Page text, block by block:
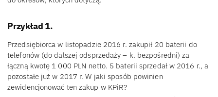
Przykład 1.
Przedsiębiorca w listopadzie 2016 r. zakupił 20 baterii do
telefonów (do dalszej odsprzedaży – k. bezpośredni) za
łączną kwotę 1 000 PLN netto. 5 baterii sprzedał w 2016 r., a
pozostałe już w 2017 r. W jaki sposób powinien
zewidencjonować ten zakup w KPiR?